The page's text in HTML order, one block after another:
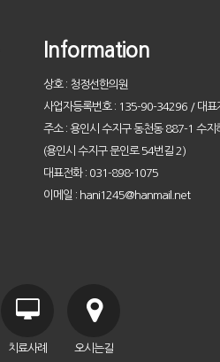
Information
상호 : 청정선한의원
사업자등록번호 : 135-90-34296 / 대표
주소 : 용인시 수지구 동천동 887-1 수지
(용인시 수지구 문인로 54번길 2)
대표전화 : 031-898-1075
이메일 : hani1245@hanmail.net
치료사례 오시는길